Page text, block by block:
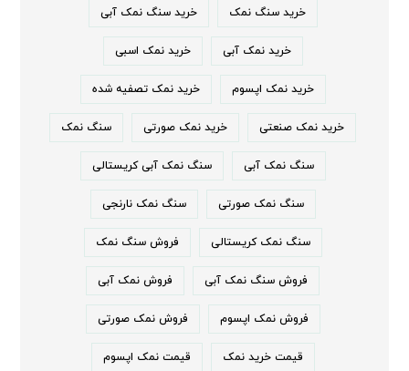
خرید سنگ نمک خرید سنگ نمک آبی
خرید نمک آبی خرید نمک اسبی
خرید نمک اپسوم خرید نمک تصفیه شده
خرید نمک صنعتی خرید نمک صورتی سنگ نمک
سنگ نمک آبی سنگ نمک آبی کریستالی
سنگ نمک صورتی سنگ نمک نارنجی
سنگ نمک کریستالی فروش سنگ نمک
فروش سنگ نمک آبی فروش نمک آبی
فروش نمک اپسوم فروش نمک صورتی
قیمت خرید نمک قیمت نمک اپسوم